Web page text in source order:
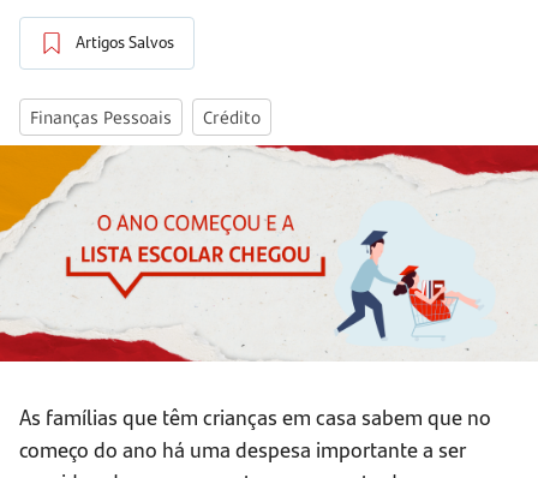
Artigos Salvos
Finanças Pessoais Crédito
As famílias que têm crianças em casa sabem que no
começo do ano há uma despesa importante a ser